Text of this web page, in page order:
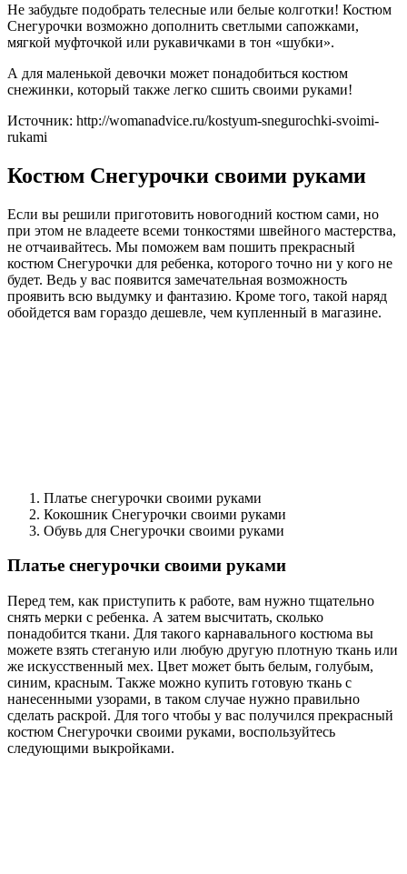
Не забудьте подобрать телесные или белые колготки! Костюм
Снегурочки возможно дополнить светлыми сапожками,
мягкой муфточкой или рукавичками в тон «шубки».
А для маленькой девочки может понадобиться костюм
снежинки, который также легко сшить своими руками!
Источник: http://womanadvice.ru/kostyum-snegurochki-svoimi-
rukami
Костюм Снегурочки своими руками
Если вы решили приготовить новогодний костюм сами, но
при этом не владеете всеми тонкостями швейного мастерства,
не отчаивайтесь. Мы поможем вам пошить прекрасный
костюм Снегурочки для ребенка, которого точно ни у кого не
будет. Ведь у вас появится замечательная возможность
проявить всю выдумку и фантазию. Кроме того, такой наряд
обойдется вам гораздо дешевле, чем купленный в магазине.
Платье снегурочки своими руками
Кокошник Снегурочки своими руками
Обувь для Снегурочки своими руками
Платье снегурочки своими руками
Перед тем, как приступить к работе, вам нужно тщательно
снять мерки с ребенка. А затем высчитать, сколько
понадобится ткани. Для такого карнавального костюма вы
можете взять стеганую или любую другую плотную ткань или
же искусственный мех. Цвет может быть белым, голубым,
синим, красным. Также можно купить готовую ткань с
нанесенными узорами, в таком случае нужно правильно
сделать раскрой. Для того чтобы у вас получился прекрасный
костюм Снегурочки своими руками, воспользуйтесь
следующими выкройками.